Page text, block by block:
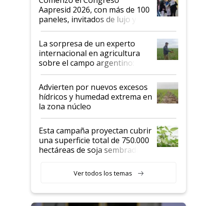
las mismas cosas de hace 50
años"
Aapresid 2026, con más de 100
paneles, invitados de lujo y
todas las tendencias
La sorpresa de un experto
internacional en agricultura
sobre el campo argentino:
"Estoy muy impresionado"
Advierten por nuevos excesos
hídricos y humedad extrema en
la zona núcleo
Esta campaña proyectan cubrir
una superficie total de 750.000
hectáreas de soja sembradas
variedades que marcan un
salto tecnológico en genética y
Ver todos los temas